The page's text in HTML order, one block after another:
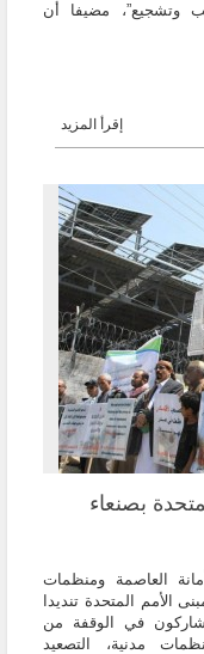
وتشجيع”، مضيفا أن
إقرأ المزيد
بصنعاء
العاصمة ومنظمات
الأمم المتحدة تنديدا
في الوقفة من
مدنية، التصعيد